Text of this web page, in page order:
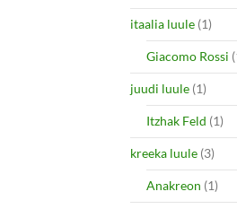
itaalia luule (1)
Giacomo Rossi
juudi luule (1)
Itzhak Feld (1)
kreeka luule (3)
Anakreon (1)